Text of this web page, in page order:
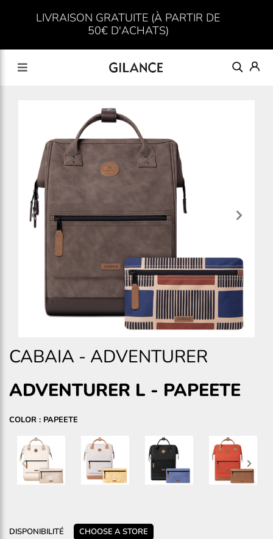
LIVRAISON GRATUITE (À PARTIR DE
50€ D'ACHATS)
CABAIA - ADVENTURER
ADVENTURER L - PAPEETE
COLOR : PAPEETE
DISPONIBILITÉ CHOOSE A STORE